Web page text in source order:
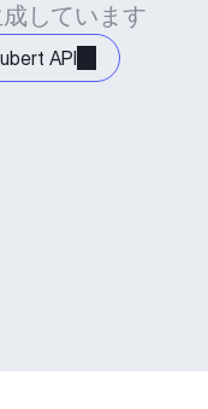
しています
API